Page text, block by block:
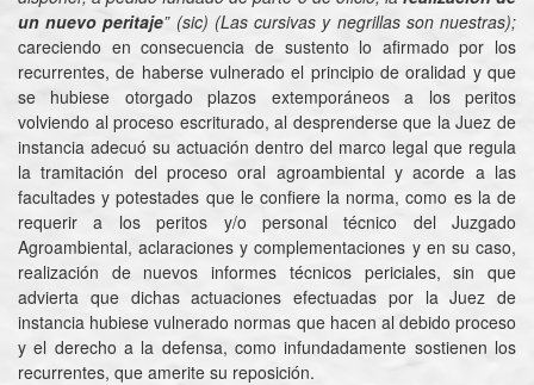
un nuevo peritaje” (sic) (Las cursivas y negrillas son nuestras);
careciendo en consecuencia de sustento lo afirmado por los
recurrentes, de haberse vulnerado el principio de oralidad y que
se hubiese otorgado plazos extemporáneos a los peritos
volviendo al proceso escriturado, al desprenderse que la Juez de
instancia adecuó su actuación dentro del marco legal que regula
la tramitación del proceso oral agroambiental y acorde a las
facultades y potestades que le confiere la norma, como es la de
requerir a los peritos y/o personal técnico del Juzgado
Agroambiental, aclaraciones y complementaciones y en su caso,
realización de nuevos informes técnicos periciales, sin que
advierta que dichas actuaciones efectuadas por la Juez de
instancia hubiese vulnerado normas que hacen al debido proceso
y el derecho a la defensa, como infundadamente sostienen los
recurrentes, que amerite su reposición.